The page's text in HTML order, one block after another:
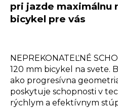
pri jazde maximálnu
bicykel pre vás
NEPREKONATEĽNÉ
120 mm bicykel na svete.
ako progresívna
poskytuje schopnosti v
rýchlym a efektívnym